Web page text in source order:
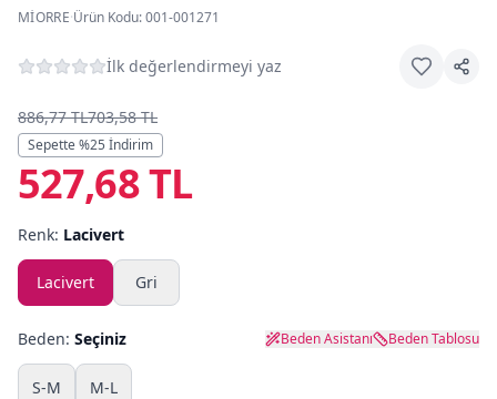
Beden
Markalar
Plaj & Mayo
Yazlık Pijama
Yeni Gelenler
MIORRE·Ürün Kodu:001-001271
İlk değerlendirmeyi yaz
886,77 TL703,58 TL
Sepette %25 İndirim
527,68 TL
Renk: Lacivert
Lacivert Gri
Beden: Seçiniz Beden Asistanı Beden Tablosu
S-M M-L